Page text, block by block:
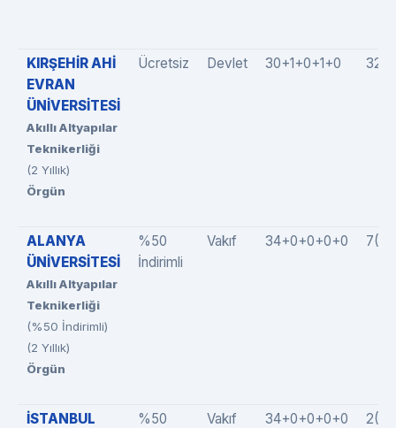
KIRŞEHİR AHİ
EVRAN
ÜNİVERSİTESİ
Akıllı Altyapılar
Teknikerliği
(2 Yıllık)
Örgün
Ücretsiz Devlet 30+1+0+1+0
ALANYA
ÜNİVERSİTESİ
Akıllı Altyapılar
Teknikerliği
(%50 İndirimli)
(2 Yıllık)
Örgün
%50
İndirimli
Vakıf 34+0+0+0+0
İSTANBUL
%50
Vakıf 34+0+0+0+0